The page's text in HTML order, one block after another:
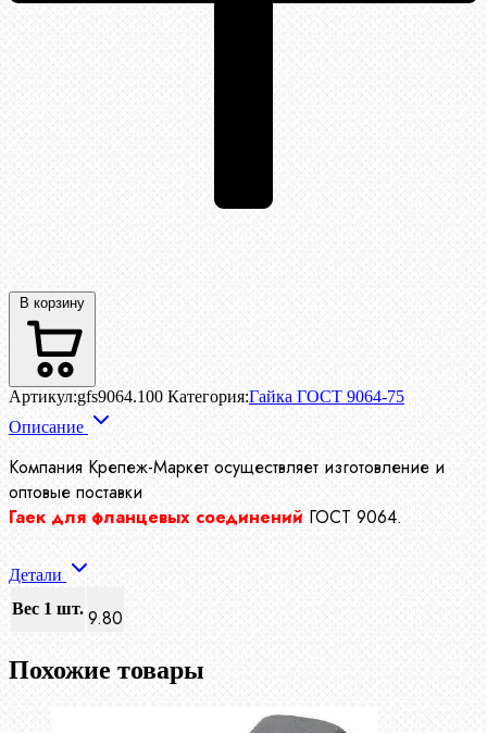
В корзину
Артикул:gfs9064.100 Категория:Гайка ГОСТ 9064-75
Описание
Компания Крепеж-Маркет осуществляет изготовление и
оптовые поставки
Гаек для фланцевых соединений ГОСТ 9064.
Детали
Вес 1 шт. 9.80
Похожие товары